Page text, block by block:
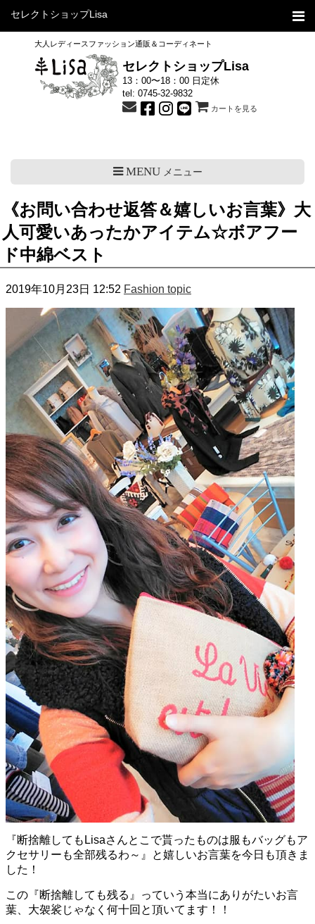
セレクトショップLisa
大人レディースファッション通販＆コーディネート
セレクトショップLisa
13：00〜18：00 日定休
tel: 0745-32-9832
カートを見る
MENUメニュー
《お問い合わせ返答＆嬉しいお言葉》大
人可愛いあったかアイテム☆ボアフー
ド中綿ベスト
2019年10月23日 12:52 Fashion topic
『断捨離してもLisaさんとこで貰ったものは服もバッグもア
クセサリーも全部残るわ～』と嬉しいお言葉を今日も頂きま
した！
この『断捨離しても残る』っていう本当にありがたいお言
葉、大袈裟じゃなく何十回と頂いてます！！